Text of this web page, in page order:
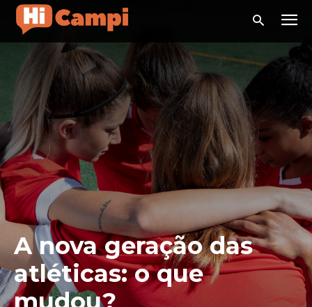
A nova geração das
atléticas: o que